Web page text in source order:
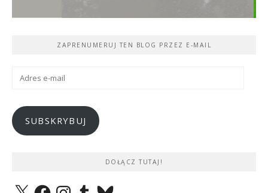
ZAPRENUMERUJ TEN BLOG PRZEZ E-MAIL
SUBSKRYBUJ
DOŁĄCZ TUTAJ!
X FacebookInstagramTumblrBluesky